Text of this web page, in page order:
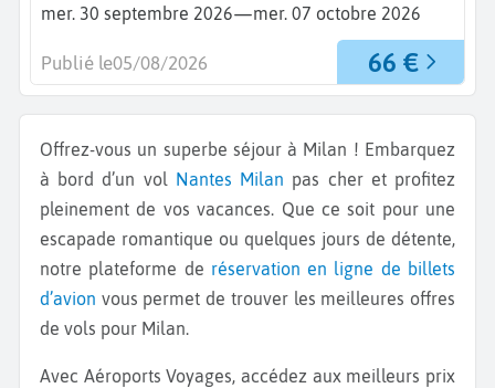
mer. 30 septembre 2026—mer. 07 octobre 2026
66 €
Publié le05/08/2026
Offrez-vous un superbe séjour à Milan ! Embarquez
à bord d’un vol Nantes Milan pas cher et profitez
pleinement de vos vacances. Que ce soit pour une
escapade romantique ou quelques jours de détente,
notre plateforme de réservation en ligne de billets
d’avion vous permet de trouver les meilleures offres
de vols pour Milan.
Avec Aéroports Voyages, accédez aux meilleurs prix